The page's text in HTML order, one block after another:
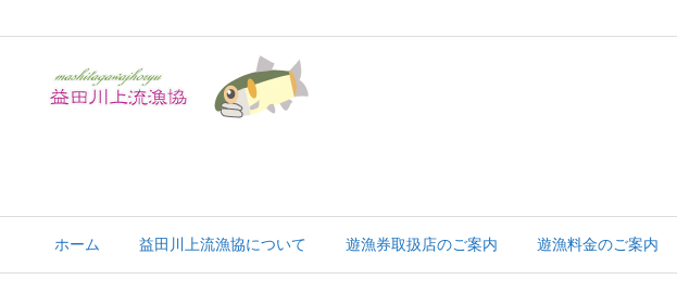
ホーム 益田川上流漁協について 遊漁券取扱店のご案内 遊漁料金のご案内